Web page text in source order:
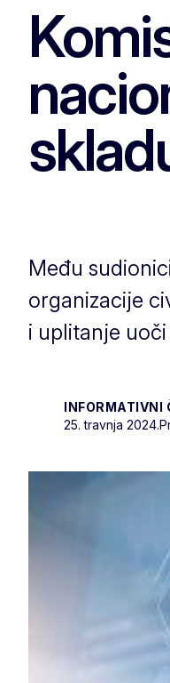
Među
organizacije
i uplitanje
INFORMATIVNI
25. travnja 2024.